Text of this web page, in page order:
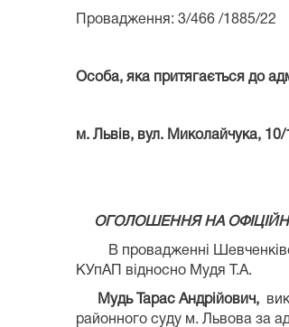
Провадження: 3/466 /1885/22
Особа, яка притягається до
м. Львів, вул. Миколайчука, 10/
ОГОЛОШЕННЯ НА
В провадженні
КУпАП відносно Мудя Т.А.
Мудь Тарас Андрійович,
районного суду м. Львова за